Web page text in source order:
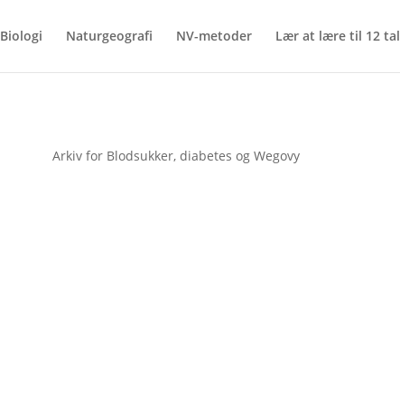
Biologi Naturgeografi NV-metoder Lær at lære til 12 tal
Arkiv for Blodsukker, diabetes og Wegovy